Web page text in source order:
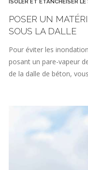
ISOLER ET ÉTANCHÉISER
POSER UN
SOUS LA DALLE
Pour éviter les
posant un pare-vapeur
de la dalle de béton,